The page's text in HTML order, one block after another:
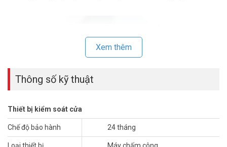
Xem thêm
Thông số kỹ thuật
Thiết bị kiểm soát cửa
Chế độ bảo hành 24 tháng